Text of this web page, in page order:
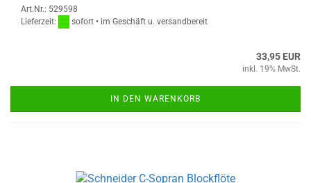
Art.Nr.: 529598
Lieferzeit:
sofort • im Geschäft u. versandbereit
33,95 EUR
inkl. 19% MwSt.
IN DEN WARENKORB